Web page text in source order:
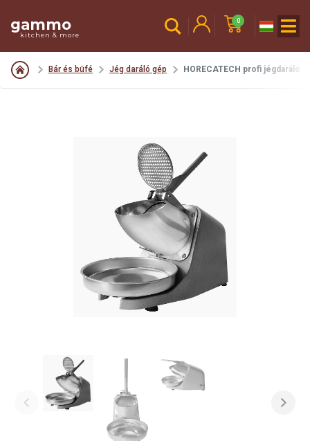
gammo
kitchen & more
0
Bár és büfé Jég daráló gép HORECATECH profi jégdaráló